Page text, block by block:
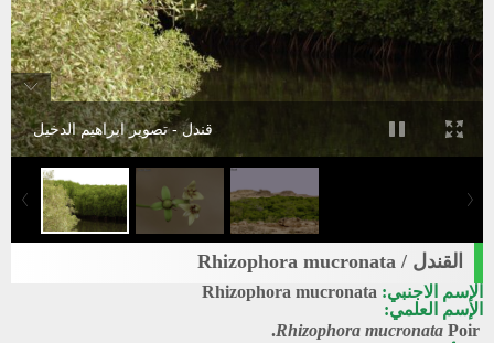
قندل - تصوير ابراهيم الدخيل
القندل / Rhizophora mucronata
الإسم الاجنبي: Rhizophora mucronata
الإسم العلمي:
Rhizophora mucronata Poir.